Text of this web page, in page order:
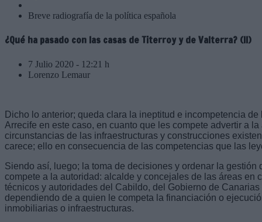
Breve radiografía de la política española
¿Qué ha pasado con las casas de Titerroy y de Valterra? (II)
7 Julio 2020 - 12:21 h
Lorenzo Lemaur
Dicho lo anterior; queda clara la ineptitud e incompetencia
Arrecife en este caso, en cuanto que les compete advertir a
circunstancias de las infraestructuras y construcciones
carece; ello en consecuencia de las competencias que las
Siendo así, luego; la toma de decisiones y ordenar la gestión
compete a la autoridad: alcalde y concejales de las áreas en
técnicos y autoridades del Cabildo, del Gobierno de
dependiendo de a quien le competa la financiación o
inmobiliarias o infraestructuras.